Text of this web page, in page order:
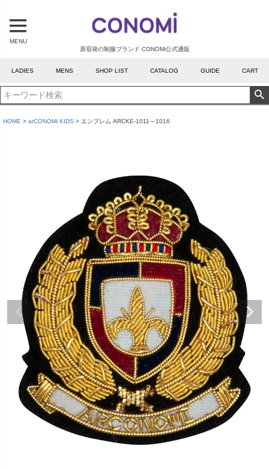
原宿発の制服ブランド CONOMi公式通販
MENU
LADIES MENS SHOP LIST CATALOG GUIDE CART
HOME arCONOMi KIDS エンブレム ARCKE-1011～1016